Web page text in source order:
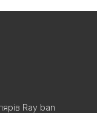
Ray ban